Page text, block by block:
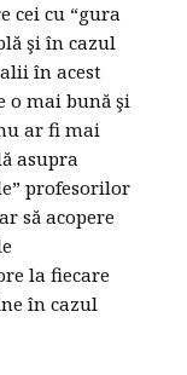
cei cu “gura
şi în cazul
în acest
o mai bună şi
ar fi mai
asupra
profesorilor
să acopere
la fiecare
în cazul